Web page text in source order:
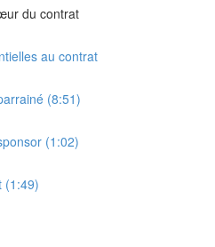
du contrat
au contrat
(8:51)
(1:02)
(1:49)